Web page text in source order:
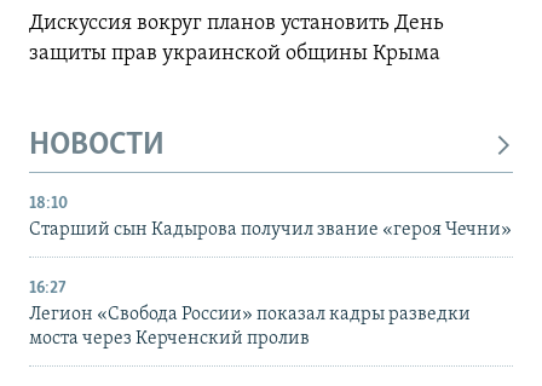
Дискуссия вокруг планов установить День
защиты прав украинской общины Крыма
НОВОСТИ
18:10
Старший сын Кадырова получил звание «героя Чечни»
16:27
Легион «Свобода России» показал кадры разведки
моста через Керченский пролив